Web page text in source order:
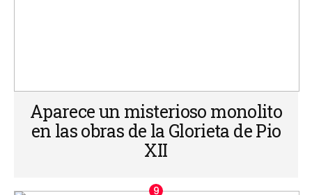
Aparece un misterioso monolito
en las obras de la Glorieta de Pio
XII